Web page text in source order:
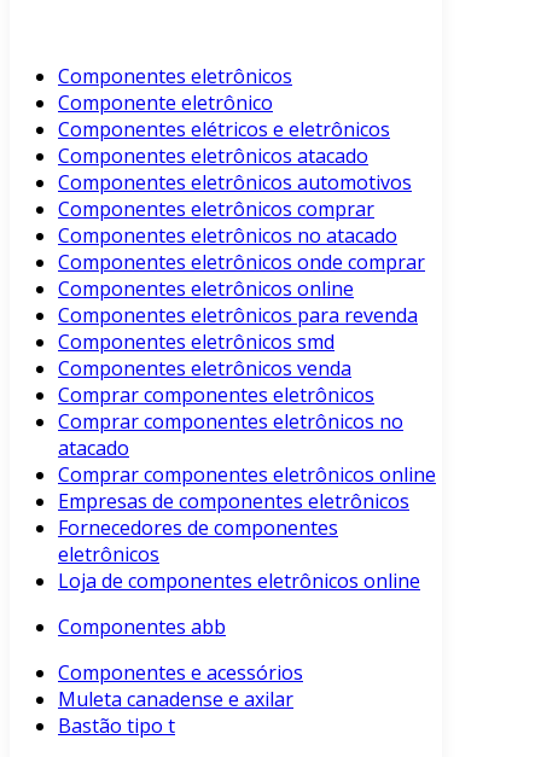
Componentes eletrônicos
Componente eletrônico
Componentes elétricos e eletrônicos
Componentes eletrônicos atacado
Componentes eletrônicos automotivos
Componentes eletrônicos comprar
Componentes eletrônicos no atacado
Componentes eletrônicos onde comprar
Componentes eletrônicos online
Componentes eletrônicos para revenda
Componentes eletrônicos smd
Componentes eletrônicos venda
Comprar componentes eletrônicos
Comprar componentes eletrônicos no
atacado
Comprar componentes eletrônicos online
Empresas de componentes eletrônicos
Fornecedores de componentes
eletrônicos
Loja de componentes eletrônicos online
Componentes abb
Componentes e acessórios
Muleta canadense e axilar
Bastão tipo t